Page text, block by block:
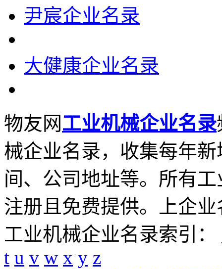
尹宸企业名录
大健康企业名录
物友网工业机械企业名录
械企业名录，收集每年
间、公司地址等。所有
注册且免费提供。上企
工业机械企业名录索引：
t u v w x y z